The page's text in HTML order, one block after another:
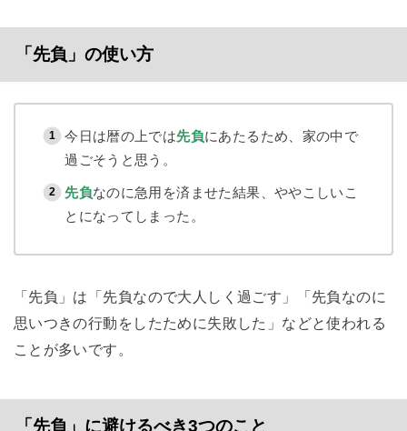
「先負」の使い方
今日は暦の上では先負にあたるため、家の中で
過ごそうと思う。
先負なのに急用を済ませた結果、ややこしいこ
とになってしまった。
「先負」は「先負なので大人しく過ごす」「先負なのに
思いつきの行動をしたために失敗した」などと使われる
ことが多いです。
「先負」に避けるべき3つのこと